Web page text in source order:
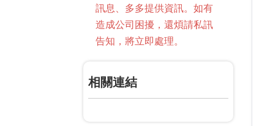
訊息、多多提供資訊。如有
造成公司困擾，還煩請私訊
告知，將立即處理。
相關連結